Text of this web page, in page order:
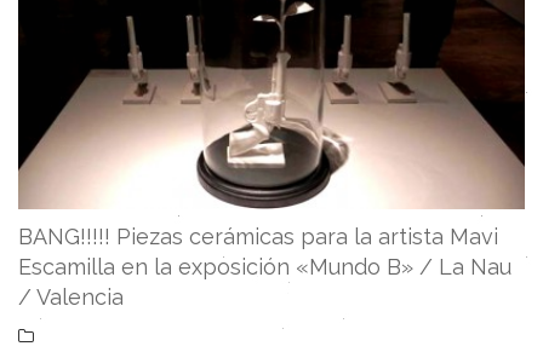
BANG!!!!! Piezas cerámicas para la artista Mavi
Escamilla en la exposición «Mundo B» / La Nau
/ Valencia